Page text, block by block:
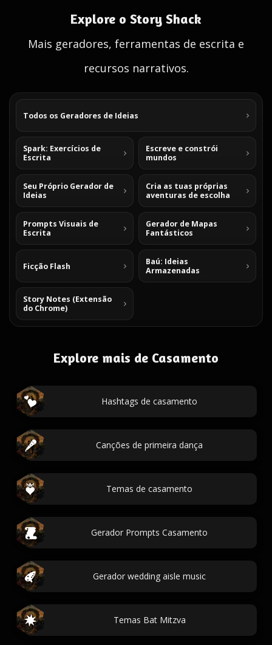
Explore o Story Shack
Mais geradores, ferramentas de escrita e
recursos narrativos.
Todos os Geradores de Ideias
Spark: Exercícios de
Escrita
Escreve e constrói
mundos
Seu Próprio Gerador de
Ideias
Cria as tuas próprias
aventuras de escolha
Prompts Visuais de
Escrita
Gerador de Mapas
Fantásticos
Ficção Flash
Baú: Ideias
Armazenadas
Story Notes (Extensão
do Chrome)
Explore mais de Casamento
Hashtags de casamento
Canções de primeira dança
Temas de casamento
Gerador Prompts Casamento
Gerador wedding aisle music
Temas Bat Mitzva